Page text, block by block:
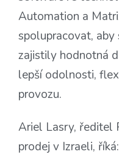
Automation a
spolupracovat, aby
zajistily hodnotná
lepší odolnosti,
provozu.
Ariel Lasry, ředitel
prodej v Izraeli,